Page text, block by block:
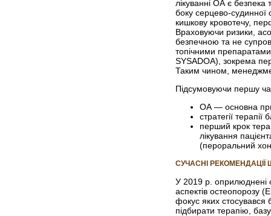
лікуванні ОА є
боку серцево-судинної
кишкову кровотечу,
Враховуючи ризики,
безпечною та не
топічними
SYSADOA), зокрема
Таким чином,
Підсумовуючи першу
ОА — основна
стратегії
перший крок
лікування
(пероральний
СУЧАСНІ
У 2019 р. оприлюднені
аспектів
фокус яких стосувався
підбирати терапію,